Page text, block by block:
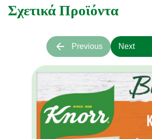
Σχετικά Προϊόντα
Previous Next